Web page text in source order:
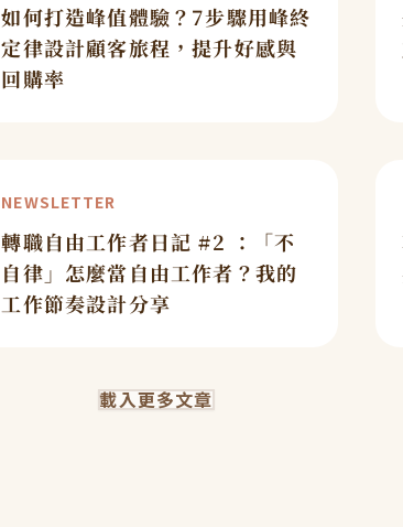
如何打造峰值體驗？7步驟用峰終
定律設計顧客旅程，提升好感與
回購率
NEWSLETTER
轉職自由工作者日記 #2 ：「不
自律」怎麼當自由工作者？我的
工作節奏設計分享
載入更多文章